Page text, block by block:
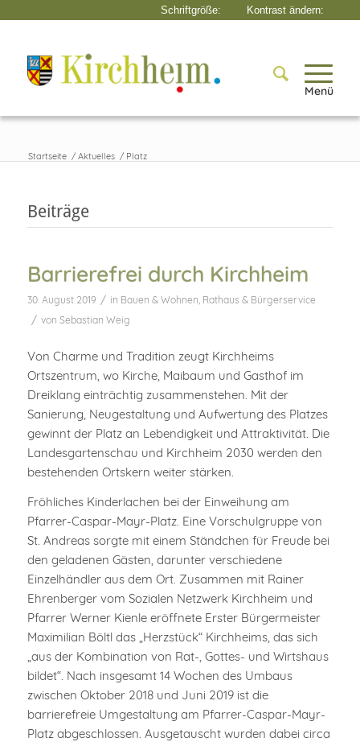
Menü
Startseite / Aktuelles / Platz
Beiträge
Barrierefrei durch Kirchheim
30. August 2019 / in Bauen & Wohnen, Rathaus & Bürgerservice
/ von Sebastian Weig
Von Charme und Tradition zeugt Kirchheims
Ortszentrum, wo Kirche, Maibaum und Gasthof im
Dreiklang einträchtig zusammenstehen. Mit der
Sanierung, Neugestaltung und Aufwertung des Platzes
gewinnt der Platz an Lebendigkeit und Attraktivität. Die
Landesgartenschau und Kirchheim 2030 werden den
bestehenden Ortskern weiter stärken.
Fröhliches Kinderlachen bei der Einweihung am
Pfarrer-Caspar-Mayr-Platz. Eine Vorschulgruppe von
St. Andreas sorgte mit einem Ständchen für Freude bei
den geladenen Gästen, darunter verschiedene
Einzelhändler aus dem Ort. Zusammen mit Rainer
Ehrenberger vom Sozialen Netzwerk Kirchheim und
Pfarrer Werner Kienle eröffnete Erster Bürgermeister
Maximilian Böltl das „Herzstück“ Kirchheims, das sich
„aus der Kombination von Rat-, Gottes- und Wirtshaus
bildet“. Nach insgesamt 14 Wochen des Umbaus
zwischen Oktober 2018 und Juni 2019 ist die
barrierefreie Umgestaltung am Pfarrer-Caspar-Mayr-
Platz abgeschlossen. Ausgetauscht wurden dabei circa